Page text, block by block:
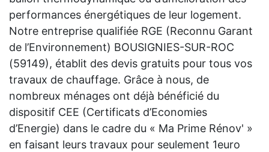
performances énergétiques de leur logement.
Notre entreprise qualifiée RGE (Reconnu Garant
de l’Environnement) BOUSIGNIES-SUR-ROC
(59149), établit des devis gratuits pour tous vos
travaux de chauffage. Grâce à nous, de
nombreux ménages ont déjà bénéficié du
dispositif CEE (Certificats d’Economies
d’Energie) dans le cadre du « Ma Prime Rénov' »
en faisant leurs travaux pour seulement 1euro